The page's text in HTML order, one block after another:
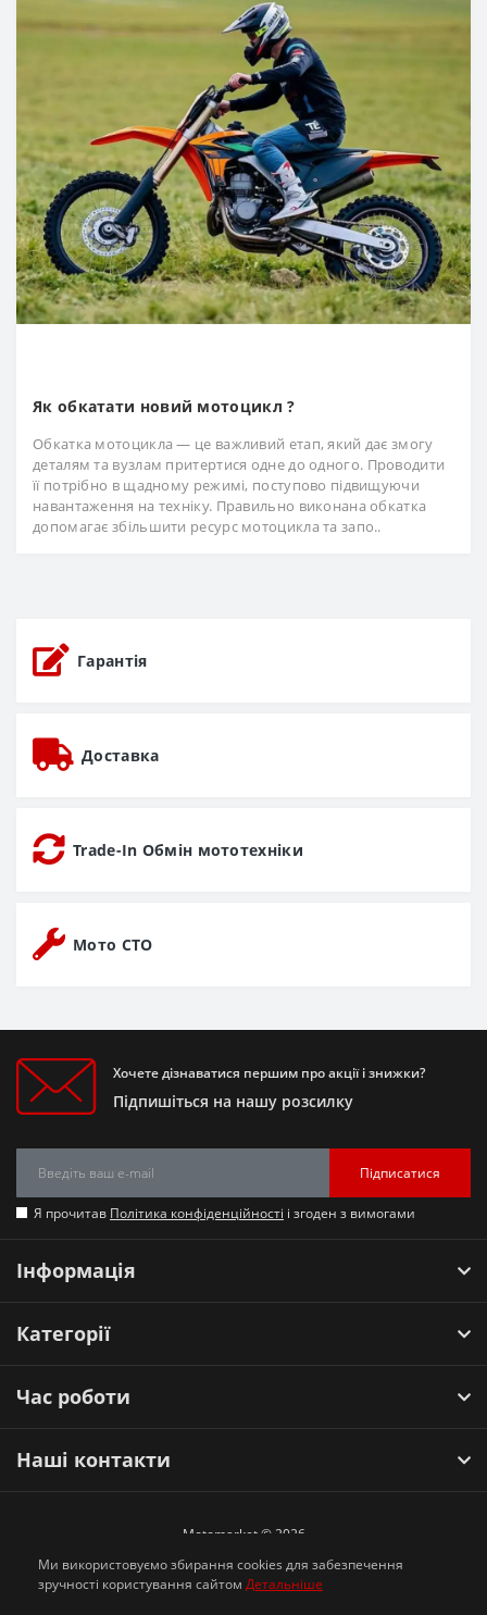
Як обкатати новий мотоцикл ?
Обкатка мотоцикла — це важливий етап, який дає змогу
деталям та вузлам притертися одне до одного. Проводити
її потрібно в щадному режимі, поступово підвищуючи
навантаження на техніку. Правильно виконана обкатка
допомагає збільшити ресурс мотоцикла та запо..
Гарантія
Доставка
Trade-In Обмін мототехніки
Мото СТО
Хочете дізнаватися першим про акції і знижки?
Підпишіться на нашу розсилку
Підписатися
Я прочитав Політика конфіденційності і згоден з вимогами
Інформація
Категорії
Час роботи
Наші контакти
Motomarket © 2026
Ми використовуємо збирання cookies для забезпечення
зручності користування сайтом Детальніше